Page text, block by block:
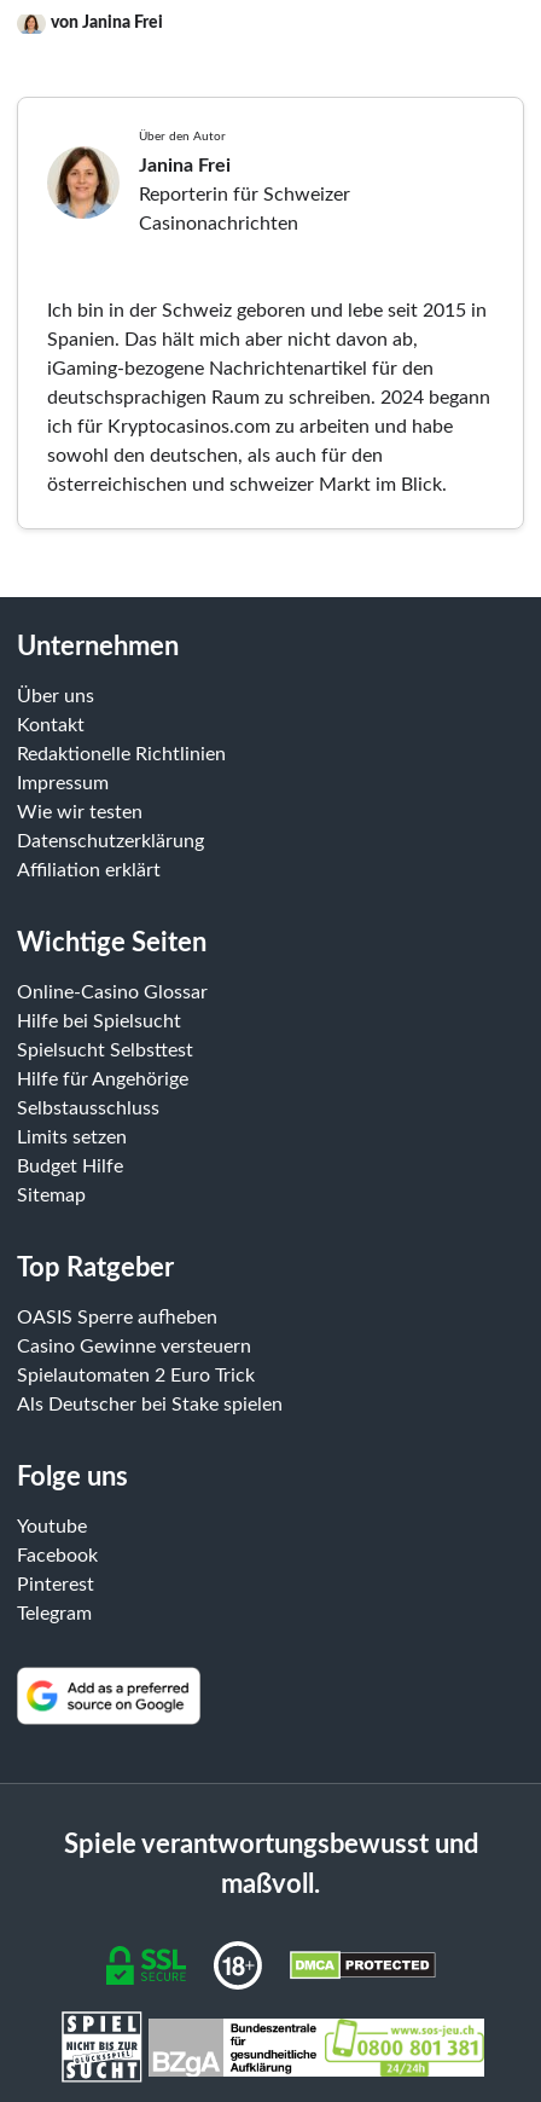
von Janina Frei
Über den Autor
Janina Frei
Reporterin für Schweizer
Casinonachrichten
Ich bin in der Schweiz geboren und lebe seit 2015 in
Spanien. Das hält mich aber nicht davon ab,
iGaming-bezogene Nachrichtenartikel für den
deutschsprachigen Raum zu schreiben. 2024 begann
ich für Kryptocasinos.com zu arbeiten und habe
sowohl den deutschen, als auch für den
österreichischen und schweizer Markt im Blick.
Unternehmen
Über uns
Kontakt
Redaktionelle Richtlinien
Impressum
Wie wir testen
Datenschutzerklärung
Affiliation erklärt
Wichtige Seiten
Online-Casino Glossar
Hilfe bei Spielsucht
Spielsucht Selbsttest
Hilfe für Angehörige
Selbstausschluss
Limits setzen
Budget Hilfe
Sitemap
Top Ratgeber
OASIS Sperre aufheben
Casino Gewinne versteuern
Spielautomaten 2 Euro Trick
Als Deutscher bei Stake spielen
Folge uns
Youtube
Facebook
Pinterest
Telegram
Spiele verantwortungsbewusst und
maßvoll.